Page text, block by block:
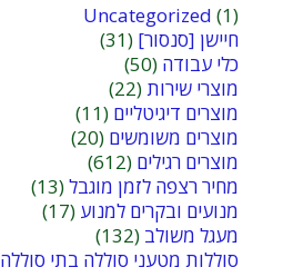
Uncategorized (1)
חיישן [סנסור] (31)
כלי עבודה (50)
מוצרי שירות(22)
מוצרים דיגיטליים (11)
מוצרים משומשים (20)
מוצרים רגילים (612)
מחיר רצפה לזמן מוגבל(13)
מנועים ובקרים למנוע (17)
מעגל משולב (132)
סוללות מטעני סוללה בתי סוללה